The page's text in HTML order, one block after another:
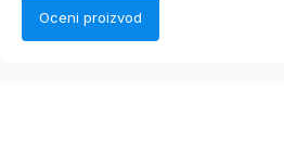
Oceni proizvod